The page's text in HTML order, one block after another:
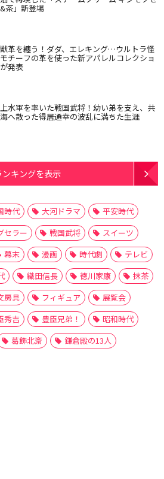
茶」新登場
革を纏う！ダダ、エレキング…ウルトラ怪
チーフの革を使った新アパレルコレクショ
発表
水軍を率いた戦国武将！幼い弟を支え、共
へ散った得居通幸の波乱に満ちた生涯
ンキングを表示
時代 大河ドラマ
平安時代
セラー 戦国武将
スイーツ
幕末 漫画 時代劇
テレビ
織田信長 徳川家康
抹茶
房具 フィギュア
展覧会
秀吉 豊臣兄弟！
昭和時代
葛飾北斎 鎌倉殿の13人